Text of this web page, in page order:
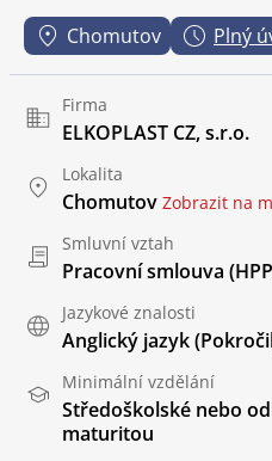
Chomutov Plný
Firma
ELKOPLAST CZ, s.r.o.
Lokalita
Chomutov Zobrazit na
Smluvní vztah
Pracovní smlouva
Jazykové znalosti
Anglický jazyk
Minimální vzdělání
Středoškolské nebo
maturitou